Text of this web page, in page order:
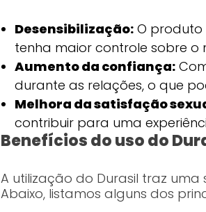
Desensibilização:O produto
tenha maior controle sobre
Aumento da confiança:
durante as relações, o que
Melhora da satisfação
contribuir para uma
Benefícios do uso do
A utilização do Durasil traz
Abaixo, listamos alguns dos